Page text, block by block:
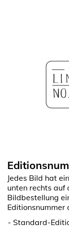
Jedes Bild hat
unten rechts auf
Bildbestellung
Editionsnummer
Standard-